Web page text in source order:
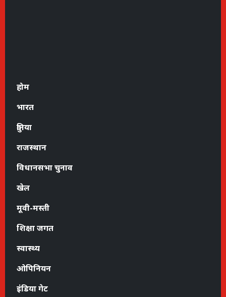
होम
भारत
दुनिया
राजस्थान
विधानसभा चुनाव
खेल
मूवी-मस्ती
शिक्षा जगत
स्वास्थ्य
ओपिनियन
इंडिया गेट